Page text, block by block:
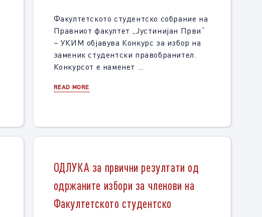
Факултетското студентско собрание на
Правниот факултет „Јустинијан Први“
– УКИМ објавува Конкурс за избор на
заменик студентски правобранител.
Конкурсот е наменет …
READ MORE
ОДЛУКА за првични резултати од
одржаните избори за членови на
Факултетското студентско